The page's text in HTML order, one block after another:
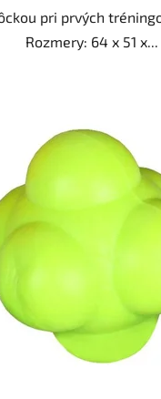
pri prvých
Rozmery: 64 x 51 x...